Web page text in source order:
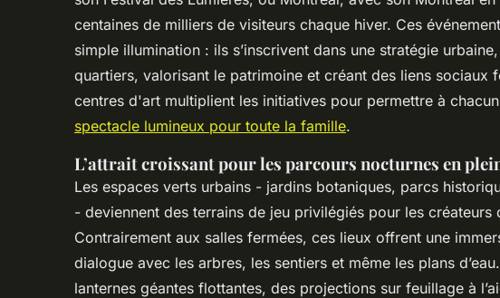
centaines de milliers de visiteurs chaque hiver. Ces
simple illumination : ils s’inscrivent dans une stratégie
quartiers, valorisant le patrimoine et créant des liens sociaux
centres d'art multiplient les initiatives pour permettre à
spectacle lumineux pour toute la famille.
L’attrait croissant pour les parcours nocturnes en
Les espaces verts urbains - jardins botaniques, parcs
- deviennent des terrains de jeu privilégiés pour les créateurs
Contrairement aux salles fermées, ces lieux offrent une
dialogue avec les arbres, les sentiers et même les plans
lanternes géantes flottantes, des projections sur feuillage à